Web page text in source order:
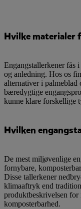
Hvilke materialer
Engangstallerkener fås
og anledning. Hos os
alternativer i palmeblad
bæredygtige
kunne klare forskellige
Hvilken
De mest miljøvenlige
fornybare,
Disse tallerkener
klimaaftryk end
produktbeskrivelsen
komposterbarhed.